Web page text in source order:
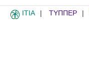
ITIA ΤΥΠΠΕΡ